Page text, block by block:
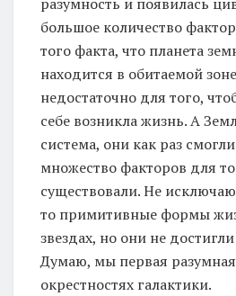
большое количество
того факта, что планета
находится в обитаемой
недостаточно для того,
себе возникла жизнь. А
система, они как раз
множество факторов для
существовали. Не
то примитивные формы
звездах, но они не
Думаю, мы первая
окрестностях галактики.